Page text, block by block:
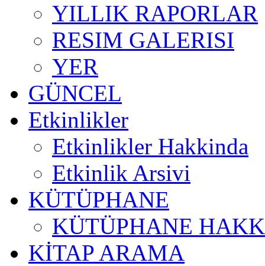
YILLIK RAPORLAR
RESIM GALERISI
YER
GÜNCEL
Etkinlikler
Etkinlikler Hakkinda
Etkinlik Arsivi
KÜTÜPHANE
KÜTÜPHANE
KİTAP ARAMA